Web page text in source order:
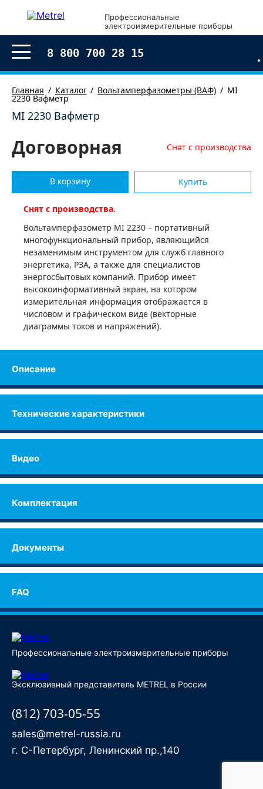
Профессиональные
электроизмерительные приборы
8 800 700 28 15
Главная Каталог Вольтамперфазометры (ВАФ) MI
2230 Вафметр
MI 2230 Вафметр
Договорная Снят с производства
В корзину Купить
Cнят с производства.
Вольтамперфазометр MI 2230 – портативный
многофункциональный прибор, являющийся
незаменимым инструментом для служб главного
энергетика, РЗА, а также для специалистов
энергосбытовых компаний. Прибор имеет
высокоинформативный экран, на котором
измерительная информация отображается в
числовом и графическом виде (векторные
диаграммы токов и напряжений).
Описание
Технические характеристики
Видео
Комплектация
Документы
FAQ
Оформление заказа
Согласен с условиями обработки моих персональных
данных
Купить
Профессиональные электроизмерительные приборы
Эксклюзивный представитель METREL в России
(812) 703-05-55
sales@metrel-russia.ru
г. С-Петербург, Ленинский пр.,140